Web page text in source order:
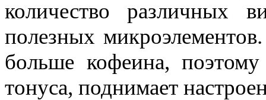
количество различных
полезных
больше кофеина,
тонуса, поднимает